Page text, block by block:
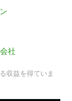
社
収益を得ていま